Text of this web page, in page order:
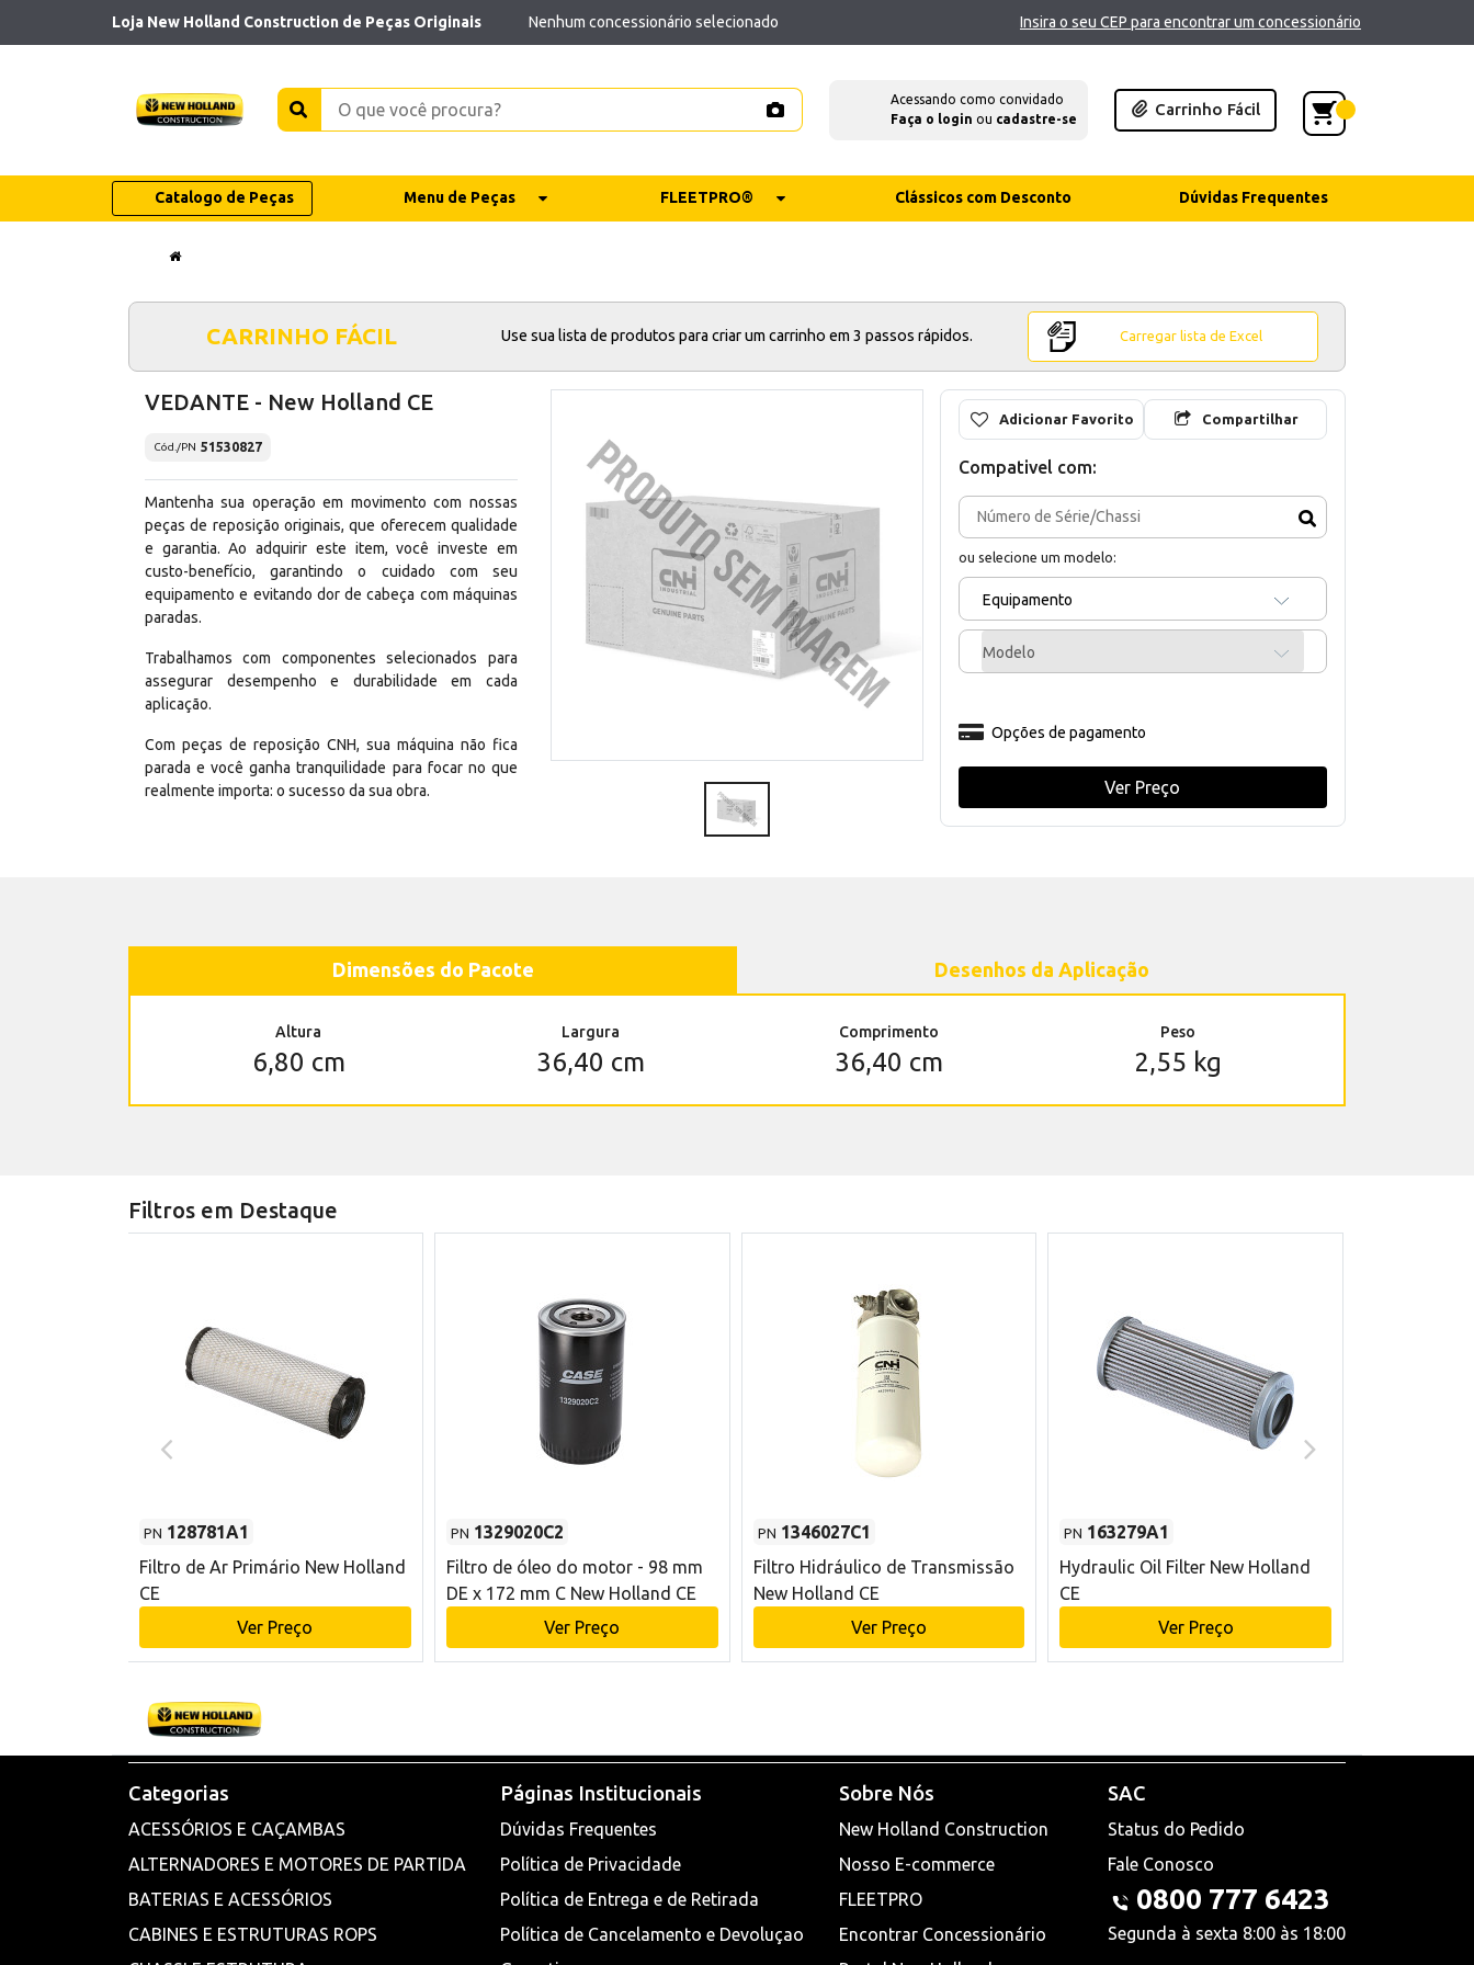
Loja New Holland Construction de Peças Originais Nenhum concessionário selecionado Insira o seu CEP para encontrar um concessionário
Acessando como convidado
Faça o login ou cadastre-se
Carrinho Fácil
Catalogo de Peças Menu de Peças FLEETPRO® Clássicos com Desconto Dúvidas Frequentes
CARRINHO FÁCIL Use sua lista de produtos para criar um carrinho em 3 passos rápidos. Carregar lista de Excel
VEDANTE - New Holland CE
Cód./PN 51530827
Mantenha sua operação em movimento com nossas
peças de reposição originais, que oferecem qualidade
e garantia. Ao adquirir este item, você investe em
custo-benefício, garantindo o cuidado com seu
equipamento e evitando dor de cabeça com máquinas
paradas.
Trabalhamos com componentes selecionados para
assegurar desempenho e durabilidade em cada
aplicação.
Com peças de reposição CNH, sua máquina não fica
parada e você ganha tranquilidade para focar no que
realmente importa: o sucesso da sua obra.
Adicionar Favorito Compartilhar
Compativel com:
ou selecione um modelo:
Equipamento
Modelo
Opções de pagamento
Ver Preço
Dimensões do Pacote Desenhos da Aplicação
Altura
6,80 cm
Largura
36,40 cm
Comprimento
36,40 cm
Peso
2,55 kg
Filtros em Destaque
PN 128781A1
Filtro de Ar Primário New Holland
CE
Ver Preço
PN 1329020C2
Filtro de óleo do motor - 98 mm
DE x 172 mm C New Holland CE
Ver Preço
PN 1346027C1
Filtro Hidráulico de Transmissão
New Holland CE
Ver Preço
PN 163279A1
Hydraulic Oil Filter New Holland
CE
Ver Preço
Categorias
ACESSÓRIOS E CAÇAMBAS
ALTERNADORES E MOTORES DE PARTIDA
BATERIAS E ACESSÓRIOS
CABINES E ESTRUTURAS ROPS
Páginas Institucionais
Dúvidas Frequentes
Política de Privacidade
Política de Entrega e de Retirada
Política de Cancelamento e Devoluçao
Sobre Nós
New Holland Construction
Nosso E-commerce
FLEETPRO
Encontrar Concessionário
SAC
Status do Pedido
Fale Conosco
0800 777 6423
Segunda à sexta 8:00 às 18:00